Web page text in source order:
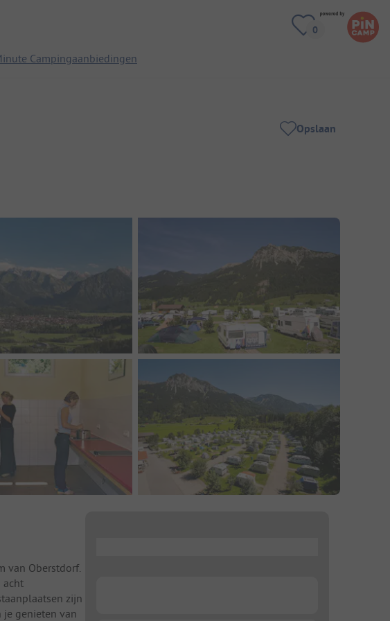
Campingaanbiedingen
Opslaan
van Oberstdorf.
acht
zijn
je genieten van